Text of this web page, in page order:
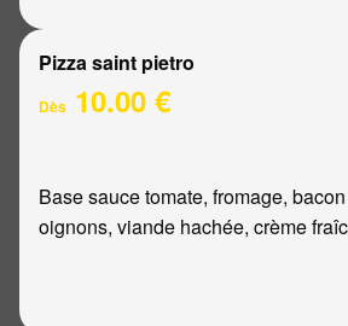
Pizza saint pietro
Dès 10.00 €
Base sauce tomate, fromage,
oignons, viande hachée, crème